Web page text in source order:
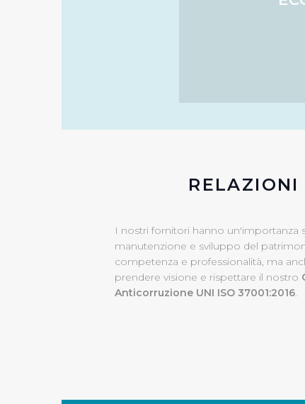
eccezione dei cookie
RELAZIONI
I nostri fornitori hanno un'importanza
manutenzione e sviluppo del
competenza e professionalità, ma
prendere visione e rispettare il nostro
Anticorruzione UNI ISO 37001:2016.